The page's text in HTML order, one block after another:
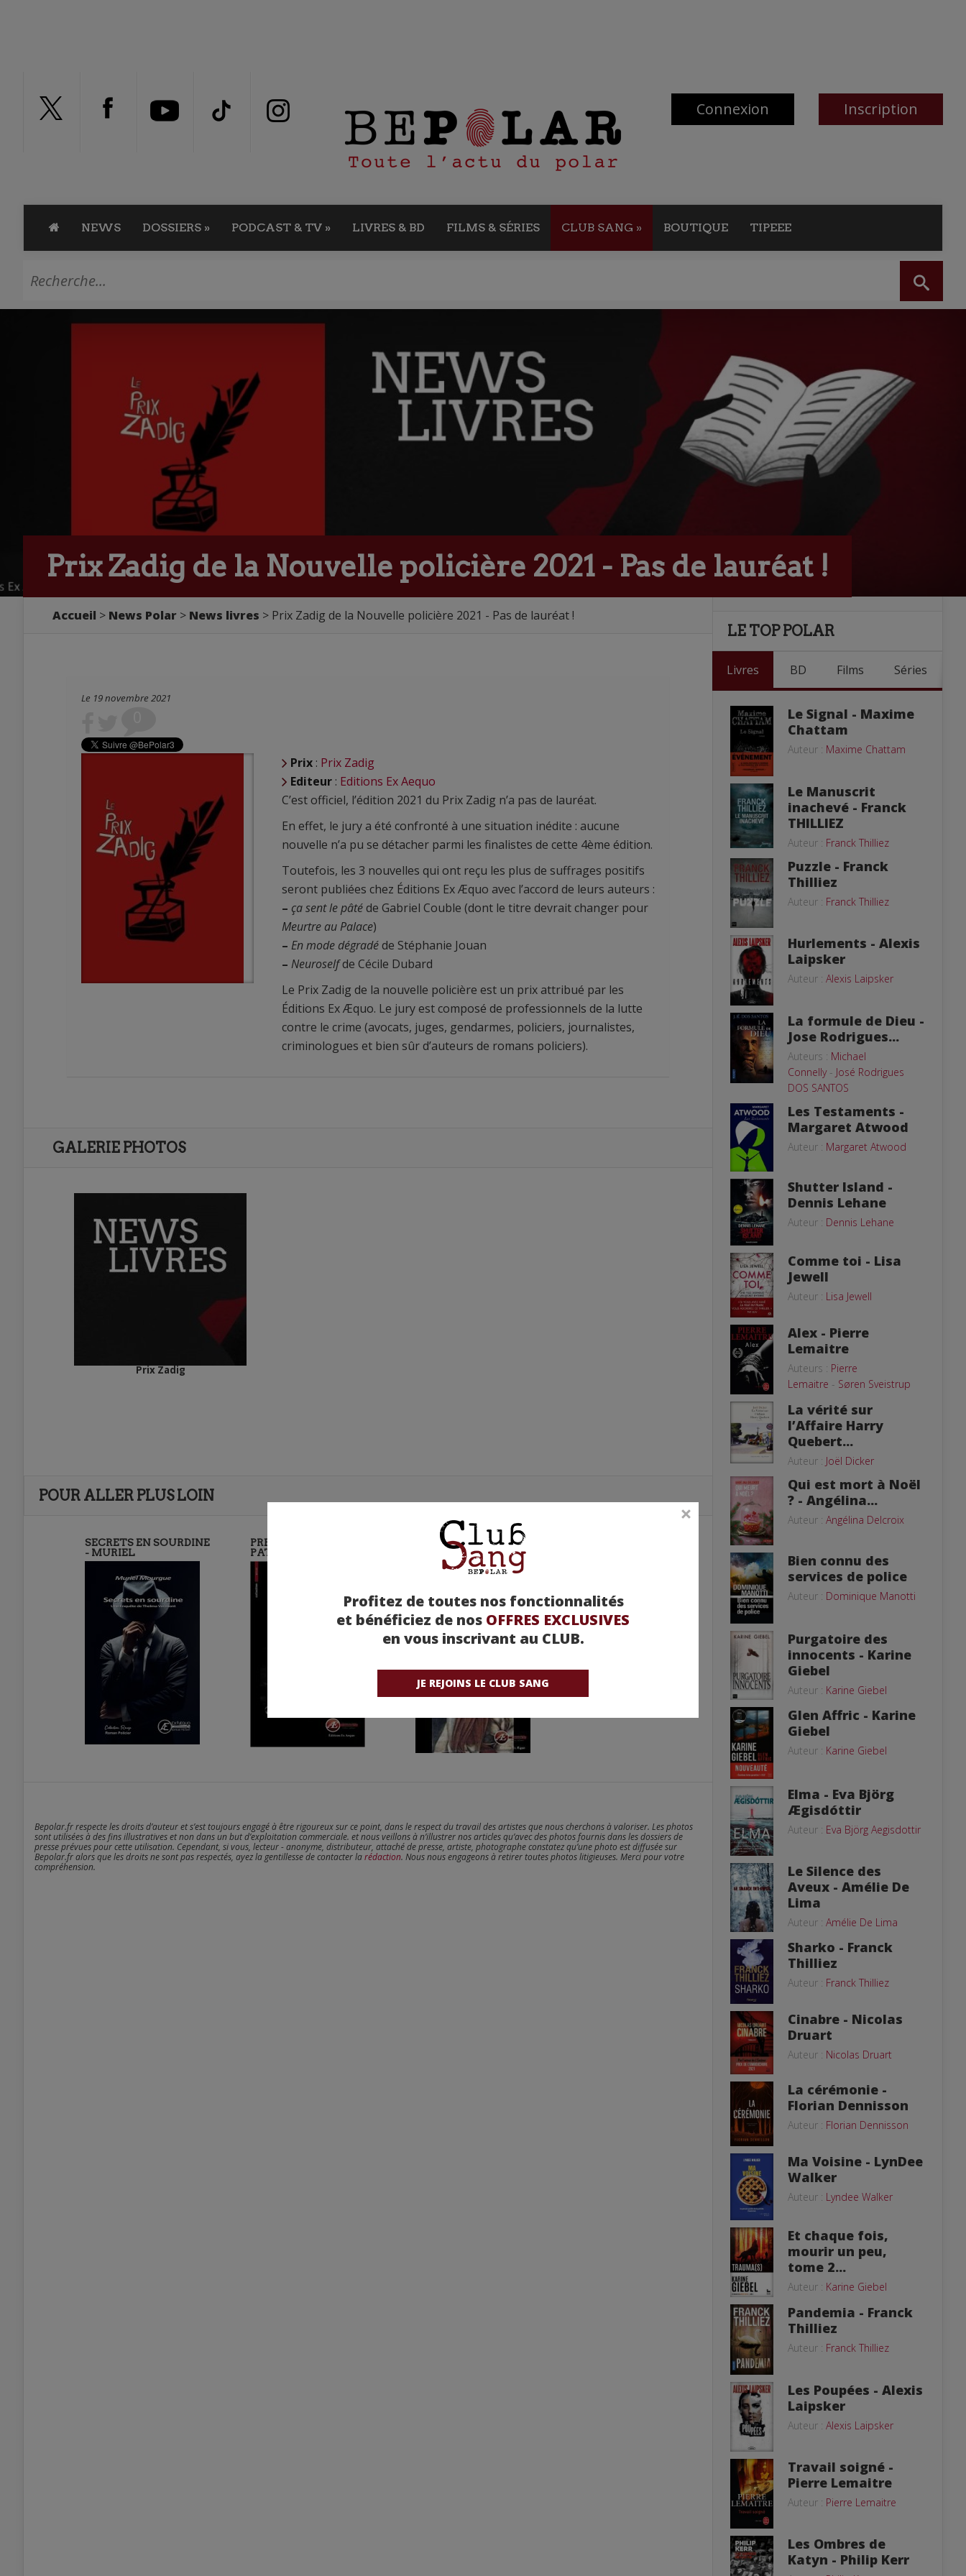
Connexion Inscription
NEWS DOSSIERS » PODCAST & TV » LIVRES & BD FILMS & SÉRIES CLUB SANG » BOUTIQUE TIPEEE
Profitez de toutes nos fonctionnalités
et bénéficiez de nos OFFRES EXCLUSIVES
en vous inscrivant au CLUB.
JE REJOINS LE CLUB SANG
Prix Zadig de la Nouvelle policière 2021 - Pas de lauréat !
Accueil > News Polar > News livres > Prix Zadig de la Nouvelle policière 2021 - Pas de lauréat !
Le 19 novembre 2021
Prix : Prix Zadig
Editeur : Editions Ex Aequo
C’est officiel, l’édition 2021 du Prix Zadig n’a pas de lauréat.
En effet, le jury a été confronté à une situation inédite : aucune
nouvelle n’a pu se détacher parmi les finalistes de cette 4ème édition.
Toutefois, les 3 nouvelles qui ont reçu les plus de suffrages positifs
seront publiées chez Éditions Ex Æquo avec l’accord de leurs auteurs :
– ça sent le pâtéde Gabriel Couble (dont le titre devrait changer pour
Meurtre au Palace)
– En mode dégradéde Stéphanie Jouan
– Neuroselfde Cécile Dubard
Le Prix Zadig de la nouvelle policière est un prix attribué par les
Éditions Ex Æquo. Le jury est composé de professionnels de la lutte
contre le crime (avocats, juges, gendarmes, policiers, journalistes,
criminologues et bien sûr d’auteurs de romans policiers).
GALERIE PHOTOS
Prix Zadig
POUR ALLER PLUS LOIN
SECRETS EN SOURDINE
- MURIEL
PREMIERE ENQUETE -
PATRICIA
TUEZ-LES TOUTES ! -
SOPHIE (…)
Bepolar.fr respecte les droits d’auteur et s’est toujours engagé à être rigoureux sur ce point, dans le respect du travail des artistes que nous cherchons à valoriser. Les photos
sont utilisées à des fins illustratives et non dans un but d’exploitation commerciale. et nous veillons à n’illustrer nos articles qu’avec des photos fournis dans les dossiers de
presse prévues pour cette utilisation. Cependant, si vous, lecteur - anonyme, distributeur, attaché de presse, artiste, photographe constatez qu’une photo est diffusée sur
Bepolar.fr alors que les droits ne sont pas respectés, ayez la gentillesse de contacter larédaction. Nous nous engageons à retirer toutes photos litigieuses. Merci pour votre
compréhension.
LE TOP POLAR
Livres BD Films Séries
Le Signal - Maxime
Chattam
Auteur : Maxime Chattam
Le Manuscrit
inachevé - Franck
THILLIEZ
Auteur : Franck Thilliez
Puzzle - Franck
Thilliez
Auteur : Franck Thilliez
Hurlements - Alexis
Laipsker
Auteur : Alexis Laipsker
La formule de Dieu -
Jose Rodrigues...
Auteurs : Michael
Connelly- José Rodrigues
DOS SANTOS
Les Testaments -
Margaret Atwood
Auteur : Margaret Atwood
Shutter Island -
Dennis Lehane
Auteur : Dennis Lehane
Comme toi - Lisa
Jewell
Auteur : Lisa Jewell
Alex - Pierre
Lemaitre
Auteurs : Pierre
Lemaitre - Søren Sveistrup
La vérité sur
l’Affaire Harry
Quebert...
Auteur : Joël Dicker
Qui est mort à Noël
? - Angélina...
Auteur : Angélina Delcroix
Bien connu des
services de police
Auteur : Dominique Manotti
Purgatoire des
innocents - Karine
Giebel
Auteur : Karine Giebel
Glen Affric - Karine
Giebel
Auteur : Karine Giebel
Elma - Eva Björg
Ægisdóttir
Auteur : Eva Björg Aegisdottir
Le Silence des
Aveux - Amélie De
Lima
Auteur : Amélie De Lima
Sharko - Franck
Thilliez
Auteur : Franck Thilliez
Cinabre - Nicolas
Druart
Auteur : Nicolas Druart
La cérémonie -
Florian Dennisson
Auteur : Florian Dennisson
Ma Voisine - LynDee
Walker
Auteur : Lyndee Walker
Et chaque fois,
mourir un peu,
tome 2...
Auteur : Karine Giebel
Pandemia - Franck
Thilliez
Auteur : Franck Thilliez
Les Poupées - Alexis
Laipsker
Auteur : Alexis Laipsker
Travail soigné -
Pierre Lemaitre
Auteur : Pierre Lemaitre
Les Ombres de
Katyn - Philip Kerr